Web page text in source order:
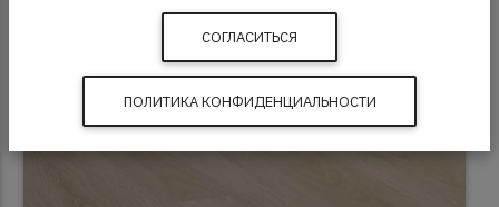
СОГЛАСИТЬСЯ
ПОЛИТИКА КОНФИДЕНЦИАЛЬНОСТИ